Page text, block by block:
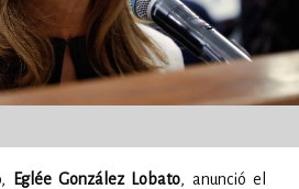
Eglée González Lobato, anunció el